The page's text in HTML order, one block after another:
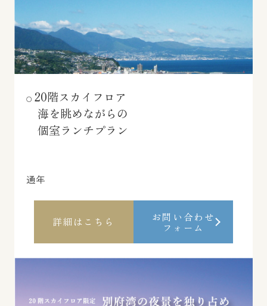
20階スカイフロア
海を眺めながらの
個室ランチプラン
通年
詳細はこちら
お問い合わせ
フォーム